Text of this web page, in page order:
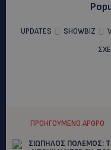
UPDATES SHOWBIZ
ΠΡΟΗΓΟΎΜΕΝΟ ΆΡΘΡΟ